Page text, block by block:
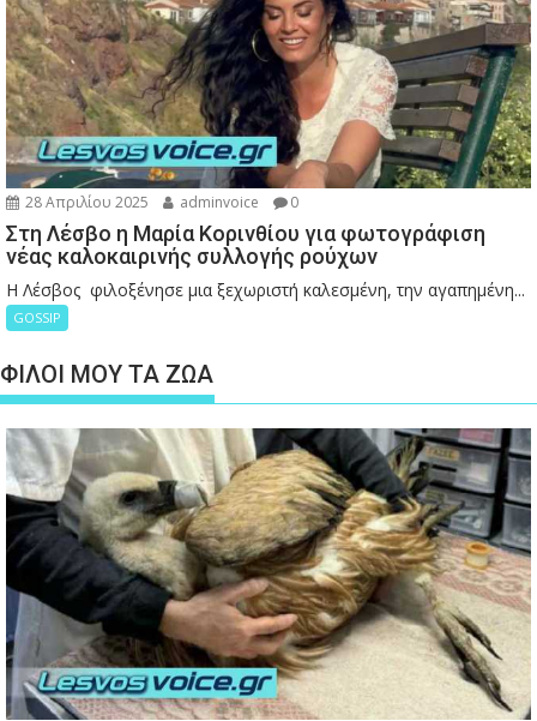
28 Απριλίου 2025 adminvoice 0
Στη Λέσβο η Μαρία Κορινθίου για φωτογράφιση
νέας καλοκαιρινής συλλογής ρούχων
Η Λέσβος φιλοξένησε μια ξεχωριστή καλεσμένη, την αγαπημένη...
GOSSIP
ΦΙΛΟΙ ΜΟΥ ΤΑ ΖΩΑ